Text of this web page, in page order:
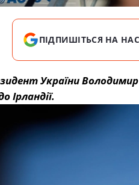
ПІДПИШІТЬСЯ НА НАС
України
Ірландії.